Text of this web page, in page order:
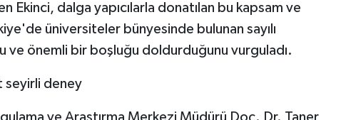
Ekinci, dalga yapıcılarla donatılan bu kapsam ve
üniversiteler bünyesinde bulunan sayılı
ve önemli bir boşluğu doldurduğunu vurguladı.
seyirli deney